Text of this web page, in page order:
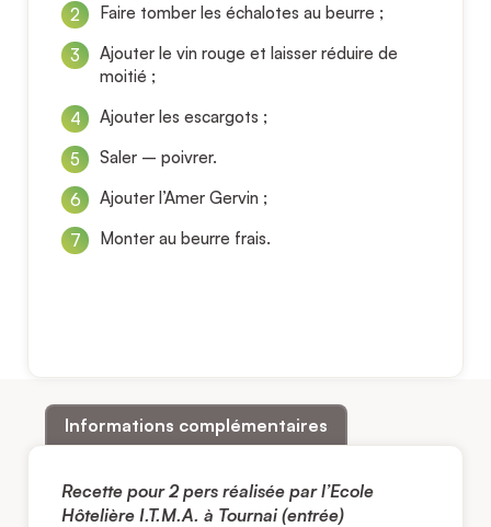
Faire tomber les échalotes au beurre ;
Ajouter le vin rouge et laisser réduire de
moitié ;
Ajouter les escargots ;
Saler – poivrer.
Ajouter l’Amer Gervin ;
Monter au beurre frais.
Informations complémentaires
Recette pour 2 pers réalisée par l’Ecole
Hôtelière I.T.M.A. à Tournai (entrée)